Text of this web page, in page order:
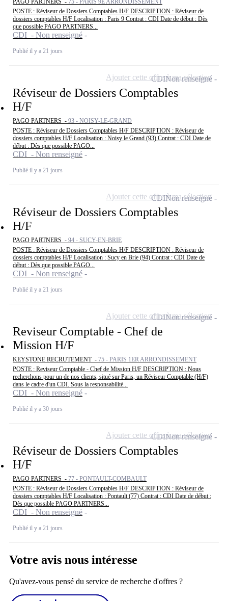
PAGO PARTNERS - 75 - PARIS 9E ARRONDISSEMENT
POSTE : Réviseur de Dossiers Comptables H/F DESCRIPTION : Réviseur de
dossiers comptables H/F Localisation : Paris 9 Contrat : CDI Date de début : Dès
que possible PAGO PARTNERS...
CDI - Non renseigné
Publié il y a 21 jours
Réviseur de Dossiers Comptables
H/F
PAGO PARTNERS - 93 - NOISY-LE-GRAND
POSTE : Réviseur de Dossiers Comptables H/F DESCRIPTION : Réviseur de
dossiers comptables H/F Localisation : Noisy le Grand (93) Contrat : CDI Date de
début : Dès que possible PAGO...
CDI - Non renseigné
Publié il y a 21 jours
CDINon renseigné
Ajouter cette offre à ma sélection
Réviseur de Dossiers Comptables
H/F
PAGO PARTNERS - 94 - SUCY-EN-BRIE
POSTE : Réviseur de Dossiers Comptables H/F DESCRIPTION : Réviseur de
dossiers comptables H/F Localisation : Sucy en Brie (94) Contrat : CDI Date de
début : Dès que possible PAGO...
CDI - Non renseigné
Publié il y a 21 jours
CDINon renseigné
Ajouter cette offre à ma sélection
Reviseur Comptable - Chef de
Mission H/F
KEYSTONE RECRUTEMENT - 75 - PARIS 1ER ARRONDISSEMENT
POSTE : Reviseur Comptable - Chef de Mission H/F DESCRIPTION : Nous
recherchons pour un de nos clients, situé sur Paris, un Réviseur Comptable (H/F)
dans le cadre d'un CDI. Sous la responsabilité...
CDI - Non renseigné
Publié il y a 30 jours
CDINon renseigné
Ajouter cette offre à ma sélection
Réviseur de Dossiers Comptables
H/F
PAGO PARTNERS - 77 - PONTAULT-COMBAULT
POSTE : Réviseur de Dossiers Comptables H/F DESCRIPTION : Réviseur de
dossiers comptables H/F Localisation : Pontault (77) Contrat : CDI Date de début :
Dès que possible PAGO PARTNERS...
CDI - Non renseigné
Publié il y a 21 jours
CDINon renseigné
Ajouter cette offre à ma sélection
Votre avis nous intéresse
Qu'avez-vous pensé du service de recherche d'offres ?